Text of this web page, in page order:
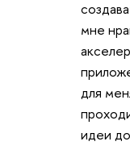
мне
для
идеи